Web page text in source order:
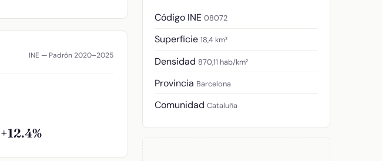
INE — Padrón 2020–2025
+12.4%
Código INE 08072
Superficie 18,4 km²
Densidad 870,11 hab/km²
Provincia Barcelona
Comunidad Cataluña